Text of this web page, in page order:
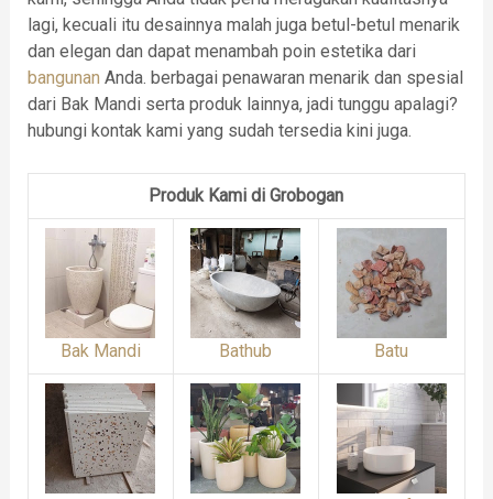
lagi, kecuali itu desainnya malah juga betul-betul menarik
dan elegan dan dapat menambah poin estetika dari
bangunan Anda. berbagai penawaran menarik dan spesial
dari Bak Mandi serta produk lainnya, jadi tunggu apalagi?
hubungi kontak kami yang sudah tersedia kini juga.
Produk Kami di Grobogan
Bak Mandi Bathub Batu